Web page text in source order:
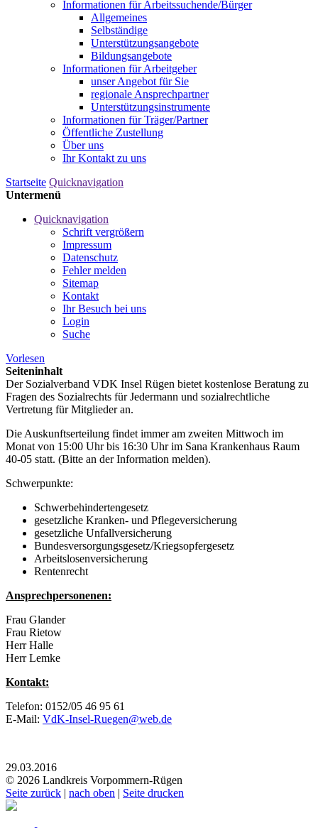
Informationen für Arbeitssuchende/Bürger
Allgemeines
Selbständige
Unterstützungs­angebote
Bildungsangebote
Informationen für Arbeitgeber
unser Angebot für Sie
regionale Ansprechpartner
Unterstützungs­instrumente
Informationen für Träger/Partner
Öffentliche Zustellung
Über uns
Ihr Kontakt zu uns
Startseite Quicknavigation
Untermenü
Quicknavigation
Schrift vergrößern
Impressum
Datenschutz
Fehler melden
Sitemap
Kontakt
Ihr Besuch bei uns
Login
Suche
Vorlesen
Seiteninhalt
Der Sozialverband VDK Insel Rügen bietet kostenlose Beratung zu
Fragen des Sozialrechts für Jedermann und sozialrechtliche
Vertretung für Mitglieder an.
Die Auskunftserteilung findet immer am zweiten Mittwoch im
Monat von 15:00 Uhr bis 16:30 Uhr im Sana Krankenhaus Raum
40-05 statt. (Bitte an der Information melden).
Schwerpunkte:
Schwerbehindertengesetz
gesetzliche Kranken- und Pflegeversicherung
gesetzliche Unfallversicherung
Bundesversorgungsgesetz/Kriegsopfergesetz
Arbeitslosenversicherung
Rentenrecht
Ansprechpersonenen:
Frau Glander
Frau Rietow
Herr Halle
Herr Lemke
Kontakt:
Telefon: 0152/05 46 95 61
E-Mail: VdK-Insel-Ruegen@web.de
29.03.2016
© 2026 Landkreis Vorpommern-Rügen
Seite zurück | nach oben | Seite drucken